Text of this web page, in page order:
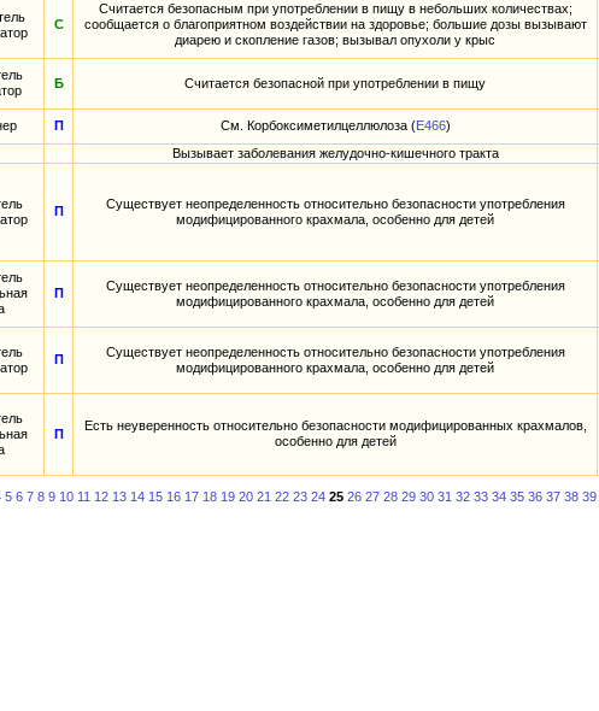
С
Считается безопасным при употреблении в пищу в небольших количествах;
сообщается о благоприятном воздействии на здоровье; большие дозы вызывают
диарею и скопление газов; вызывал опухоли у крыс
Б Считается безопасной при употреблении в пищу
П См. Корбоксиметилцеллюлоза (E466)
Вызывает заболевания желудочно-кишечного тракта
П
Существует неопределенность относительно безопасности употребления
модифицированного крахмала, особенно для детей
П
Существует неопределенность относительно безопасности употребления
модифицированного крахмала, особенно для детей
П
Существует неопределенность относительно безопасности употребления
модифицированного крахмала, особенно для детей
П
Есть неуверенность относительно безопасности модифицированных крахмалов,
особенно для детей
5 6 7 8 9 10 11 12 13 14 15 16 17 18 19 20 21 22 23 24 25 26 27 28 29 30 31 32 33 34 35 36 37 38 39